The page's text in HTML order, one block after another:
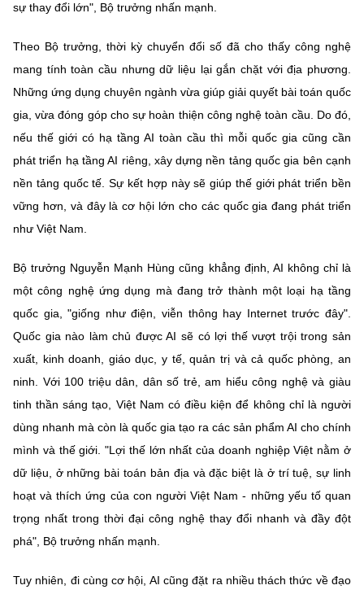
MINISTRY OF SCIENCE AND TECHNOLOGY
Điều khoản sử dụng Theo dõi MST: Góp ý
Cơ quan chủ quản: Bộ Khoa học và Công nghệ (MST)
Chịu trách nhiệm nội dung: Nguyễn Thị Hải Hằng
Giám đốc Trung tâm Truyền thông Khoa học và Công nghệ.
Liên hệ
Điện thoại: 024 3936 9506
Email:stc@mst.gov.vn
(Ghi rõ nguồn "https://mst.gov.vn" khi phát hành lại thông tin từ
website này)
sự thay đổi lớn", Bộ trưởng nhấn mạnh.
Theo Bộ trưởng, thời kỳ chuyển đổi số đã cho thấy công nghệ
mang tính toàn cầu nhưng dữ liệu lại gắn chặt với địa phương.
Những ứng dụng chuyên ngành vừa giúp giải quyết bài toán quốc
gia, vừa đóng góp cho sự hoàn thiện công nghệ toàn cầu. Do đó,
nếu thế giới có hạ tầng AI toàn cầu thì mỗi quốc gia cũng cần
phát triển hạ tầng AI riêng, xây dựng nền tảng quốc gia bên cạnh
nền tảng quốc tế. Sự kết hợp này sẽ giúp thế giới phát triển bền
vững hơn, và đây là cơ hội lớn cho các quốc gia đang phát triển
như Việt Nam.
Bộ trưởng Nguyễn Mạnh Hùng cũng khẳng định, AI không chỉ là
một công nghệ ứng dụng mà đang trở thành một loại hạ tầng
quốc gia, "giống như điện, viễn thông hay Internet trước đây".
Quốc gia nào làm chủ được AI sẽ có lợi thế vượt trội trong sản
xuất, kinh doanh, giáo dục, y tế, quản trị và cả quốc phòng, an
ninh. Với 100 triệu dân, dân số trẻ, am hiểu công nghệ và giàu
tinh thần sáng tạo, Việt Nam có điều kiện để không chỉ là người
dùng nhanh mà còn là quốc gia tạo ra các sản phẩm AI cho chính
mình và thế giới. "Lợi thế lớn nhất của doanh nghiệp Việt nằm ở
dữ liệu, ở những bài toán bản địa và đặc biệt là ở trí tuệ, sự linh
hoạt và thích ứng của con người Việt Nam - những yếu tố quan
trọng nhất trong thời đại công nghệ thay đổi nhanh và đầy đột
phá", Bộ trưởng nhấn mạnh.
Tuy nhiên, đi cùng cơ hội, AI cũng đặt ra nhiều thách thức về đạo